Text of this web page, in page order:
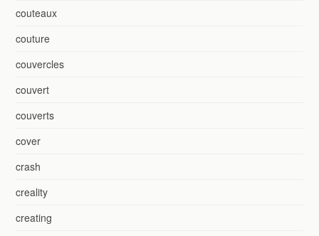
couteaux
couture
couvercles
couvert
couverts
cover
crash
creality
creating